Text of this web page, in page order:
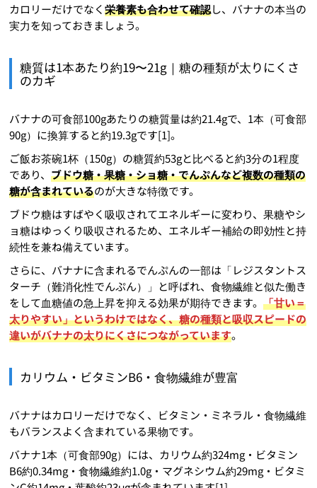
カロリーだけでなく栄養素も合わせて確認し、バナナの本当の
実力を知っておきましょう。
糖質は1本あたり約19〜21g｜糖の種類が太りにくさ
のカギ
バナナの可食部100gあたりの糖質量は約21.4gで、1本（可食部
90g）に換算すると約19.3gです[1]。
ご飯お茶碗1杯（150g）の糖質約53gと比べると約3分の1程度
であり、ブドウ糖・果糖・ショ糖・でんぷんなど複数の種類の
糖が含まれているのが大きな特徴です。
ブドウ糖はすばやく吸収されてエネルギーに変わり、果糖やシ
ョ糖はゆっくり吸収されるため、エネルギー補給の即効性と持
続性を兼ね備えています。
さらに、バナナに含まれるでんぷんの一部は「レジスタントス
ターチ（難消化性でんぷん）」と呼ばれ、食物繊維と似た働き
をして血糖値の急上昇を抑える効果が期待できます。「甘い＝
太りやすい」というわけではなく、糖の種類と吸収スピードの
違いがバナナの太りにくさにつながっています。
カリウム・ビタミンB6・食物繊維が豊富
バナナはカロリーだけでなく、ビタミン・ミネラル・食物繊維
もバランスよく含まれている果物です。
バナナ1本（可食部90g）には、カリウム約324mg・ビタミン
B6約0.34mg・食物繊維約1.0g・マグネシウム約29mg・ビタミ